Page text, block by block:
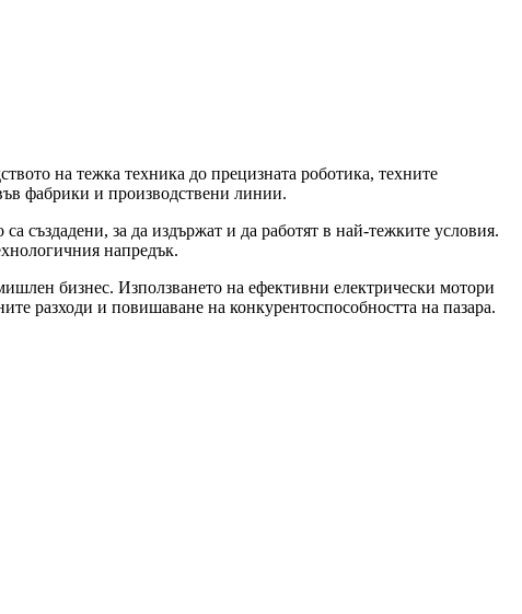
на тежка техника до прецизната роботика, техните
фабрики и производствени линии.
създадени, за да издържат и да работят в най-тежките условия.
напредък.
бизнес. Използването на ефективни електрически мотори
разходи и повишаване на конкурентоспособността на пазара.